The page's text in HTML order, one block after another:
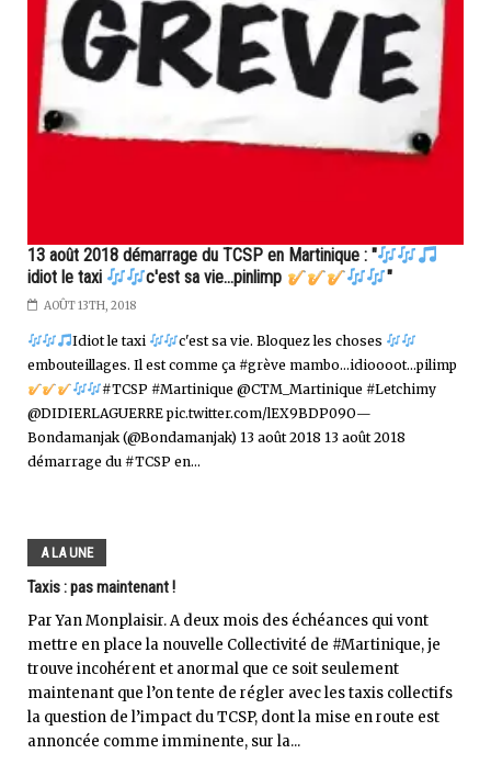
13 août 2018 démarrage du TCSP en Martinique : "
idiot le taxi
c'est sa vie...pinlimp "
AOÛT 13TH, 2018
Idiot le taxi
c'est sa vie. Bloquez les choses
embouteillages. Il est comme ça #grève mambo...idioooot...pilimp
#TCSP #Martinique @CTM_Martinique #Letchimy
@DIDIERLAGUERRE pic.twitter.com/lEX9BDP09O—
Bondamanjak (@Bondamanjak) 13 août 2018 13 août 2018
démarrage du #TCSP en...
A LA UNE
Taxis : pas maintenant !
Par Yan Monplaisir. A deux mois des échéances qui vont
mettre en place la nouvelle Collectivité de #Martinique, je
trouve incohérent et anormal que ce soit seulement
maintenant que l’on tente de régler avec les taxis collectifs
la question de l’impact du TCSP, dont la mise en route est
annoncée comme imminente, sur la...